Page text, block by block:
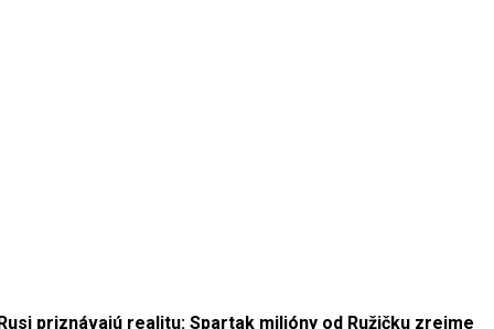
priznávajú realitu: Spartak milióny od Ružičku zrejme